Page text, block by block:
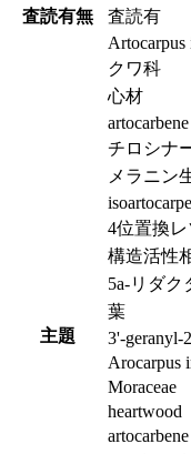
査読有無
査読有
主題
Artocarpus
クワ科
心材
artocarbene
チロシナ
メラニン
4位置換
構造活性
5a-リダク
葉
3'-geranyl-
Arocarpus
Moraceae
heartwood
artocarbene